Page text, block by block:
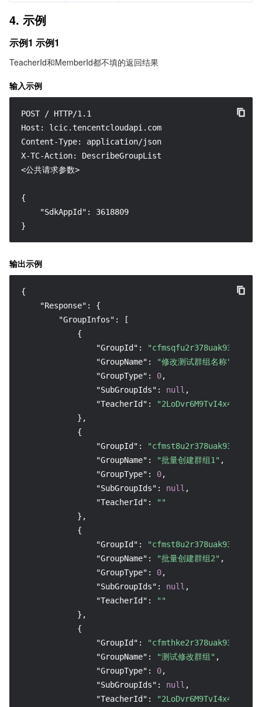
4. 示例
示例1 示例1
TeacherId和MemberId都不填的返回结果
输入示例
POST / HTTP/1.1
Host: lcic.tencentcloudapi.com
Content-Type: application/json
X-TC-Action: DescribeGroupList
<公共请求参数>
{
    "SdkAppId": 3618809
}
输出示例
{
"Response" :
{
"GroupInfos" :
[
{
"GroupId" : "cfmsqfu2r378uak93i70"
"GroupName" : "修改测试群组名称"
"GroupType" : 0,
"SubGroupIds" : null ,
"TeacherId" :
} ,
{
"GroupId" : "cfmst8u2r378uak93i90"
"GroupName" : "批量创建群组1" ,
"GroupType" : 0,
"SubGroupIds" : null ,
"TeacherId" :
""
} ,
{
"GroupId" : "cfmst8u2r378uak93i9g"
"GroupName" : "批量创建群组2" ,
"GroupType" : 0,
"SubGroupIds" : null ,
"TeacherId" :
""
} ,
{
"GroupId" : "cfmthke2r378uak93ii0"
"GroupName" : "测试修改群组" ,
"GroupType" : 0,
"SubGroupIds" : null ,
"TeacherId" :